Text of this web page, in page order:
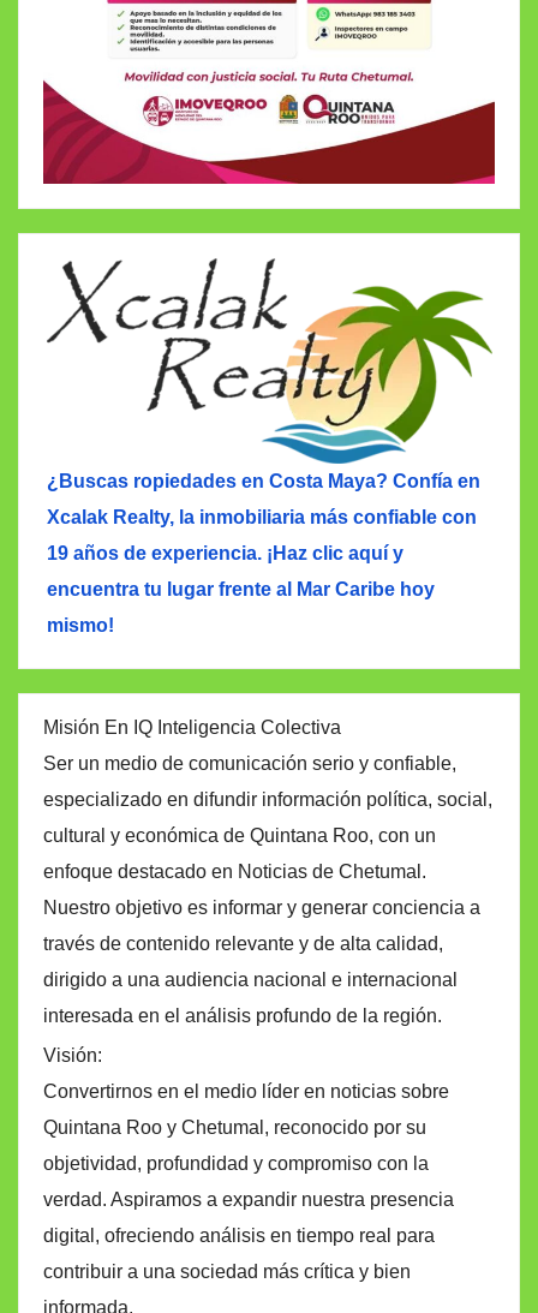
¿Buscas ropiedades en Costa Maya? Confía en
Xcalak Realty, la inmobiliaria más confiable con
19 años de experiencia. ¡Haz clic aquí y
encuentra tu lugar frente al Mar Caribe hoy
mismo!
Misión En IQ Inteligencia Colectiva
Ser un medio de comunicación serio y confiable,
especializado en difundir información política, social,
cultural y económica de Quintana Roo, con un
enfoque destacado en Noticias de Chetumal.
Nuestro objetivo es informar y generar conciencia a
través de contenido relevante y de alta calidad,
dirigido a una audiencia nacional e internacional
interesada en el análisis profundo de la región.
Visión:
Convertirnos en el medio líder en noticias sobre
Quintana Roo y Chetumal, reconocido por su
objetividad, profundidad y compromiso con la
verdad. Aspiramos a expandir nuestra presencia
digital, ofreciendo análisis en tiempo real para
contribuir a una sociedad más crítica y bien
informada.